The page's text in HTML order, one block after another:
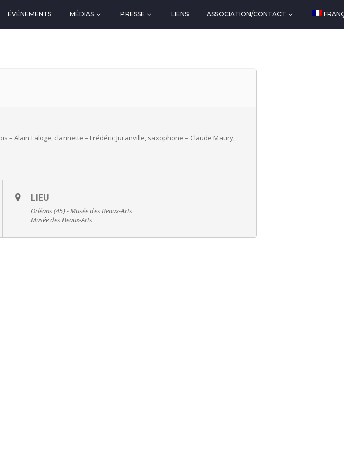
ÉVÉNEMENTS MÉDIAS PRESSE LIENS ASSOCIATION/CONTACT
– Alain Laloge, clarinette – Frédéric Juranville, saxophone – Claude Maury,
LIEU
Orléans (45) - Musée des Beaux-Arts
Musée des Beaux-Arts